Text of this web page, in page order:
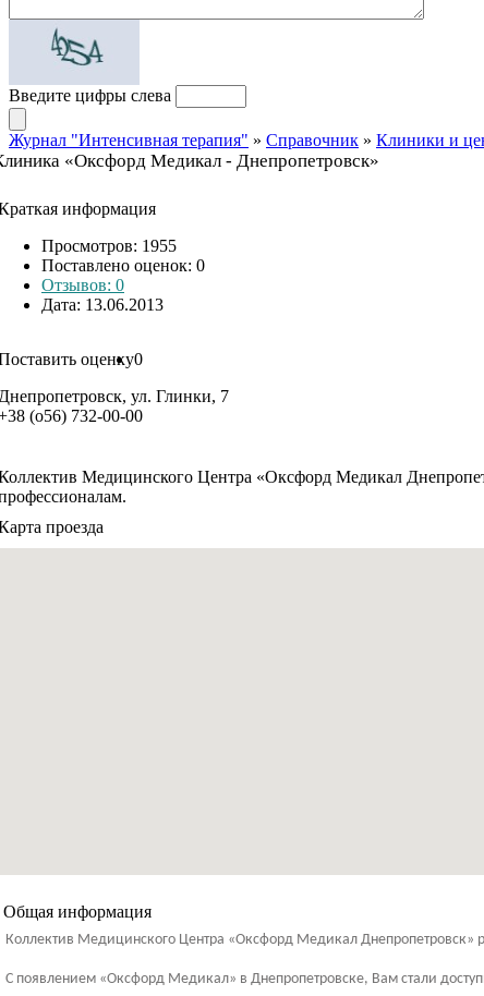
Введите цифры слева
Журнал "Интенсивная терапия" » Справочник » Клиники и
«Оксфорд Медикал - Днепропетровск»
информация
Просмотров: 1955
Поставлено оценок: 0
Отзывов: 0
Дата: 13.06.2013
оценку0
ул. Глинки, 7
(о56) 732-00-00
Медицинского Центра «Оксфорд Медикал
проезда
Общая информация
Коллектив Медицинского Центра «Оксфорд Медикал Днепропетровск»
С появлением «Оксфорд Медикал» в Днепропетровске, Вам стали